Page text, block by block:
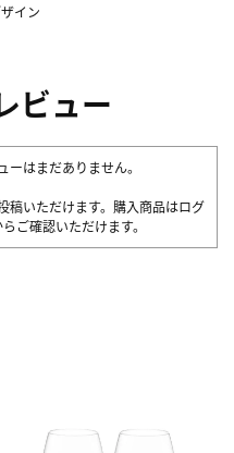
イン
ビュー
はまだありません。
稿いただけます。購入商品はログ
らご確認いただけます。